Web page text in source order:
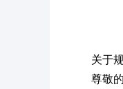
关于
尊敬